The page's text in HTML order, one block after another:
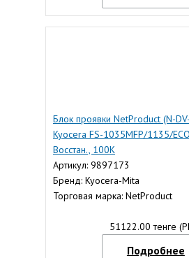
Блок проявки NetProduct (N-
Kyocera FS-1035MFP/1135/
Восстан., 100К
Артикул: 9897173
Бренд: Kyocera-Mita
Торговая марка: NetProduct
51122.00 тенге
Подробнее